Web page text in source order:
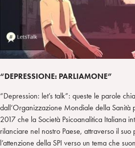
“DEPRESSIONE: PARLIAMONE”
“Depression: let’s talk”: queste le parole
dall’Organizzazione Mondiale della Sanità
2017 che la Società Psicoanalitica Italiana
rilanciare nel nostro Paese, attraverso il
l’attenzione della SPI verso un tema che